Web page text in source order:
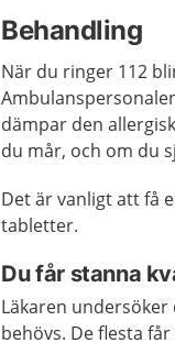
Behandling
När du ringer 112
dämpar den
du mår, och om du
Det är vanligt att få
tabletter.
Du får stanna
Läkaren
behövs. De flesta